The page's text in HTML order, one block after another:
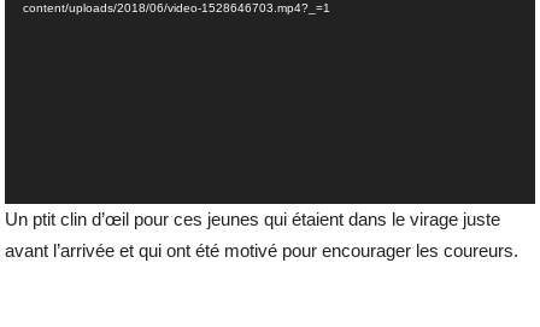
content/uploads/2018/06/video-1528646703.mp4?_=1
Un ptit clin d’œil pour ces jeunes qui étaient dans le virage juste
avant l’arrivée et qui ont été motivé pour encourager les coureurs.